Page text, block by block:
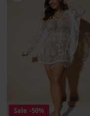
Sale -50%